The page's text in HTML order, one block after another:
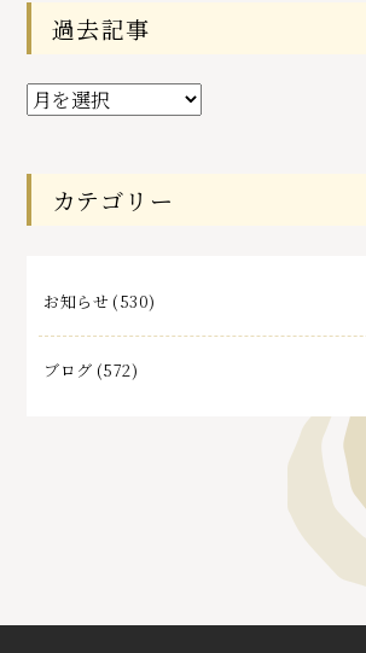
過去記事
過
去
事
カテゴリー
お知らせ (530)
ブログ (572)